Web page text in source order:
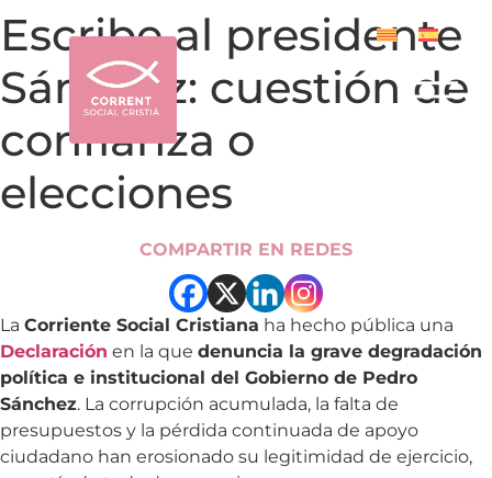
Escribe al presidente
Sánchez: cuestión de
confianza o
elecciones
COMPARTIR EN REDES
La Corriente Social Cristiana ha hecho pública una
Declaración en la que denuncia la grave degradación
política e institucional del Gobierno de Pedro
Sánchez. La corrupción acumulada, la falta de
presupuestos y la pérdida continuada de apoyo
ciudadano han erosionado su legitimidad de ejercicio,